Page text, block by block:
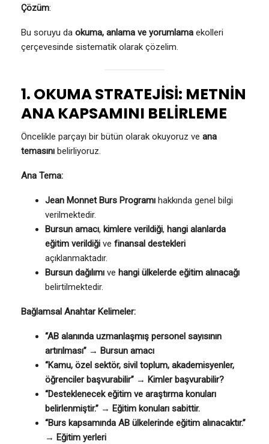
Çözüm:
Bu soruyu da okuma, anlama ve yorumlama ekolleri
çerçevesinde sistematik olarak çözelim.
1. OKUMA STRATEJİSİ: METNİN
ANA KAPSAMINI BELİRLEME
Öncelikle parçayı bir bütün olarak okuyoruz ve ana
temasını belirliyoruz.
Ana Tema:
Jean Monnet Burs Programı hakkında genel bilgi
verilmektedir.
Bursun amacı, kimlere verildiği, hangi alanlarda
eğitim verildiği ve finansal destekleri
açıklanmaktadır.
Bursun dağılımı ve hangi ülkelerde eğitim alınacağı
belirtilmektedir.
Bağlamsal Anahtar Kelimeler:
“AB alanında uzmanlaşmış personel sayısının
artırılması” → Bursun amacı
“Kamu, özel sektör, sivil toplum, akademisyenler,
öğrenciler başvurabilir” → Kimler başvurabilir?
“Desteklenecek eğitim ve araştırma konuları
belirlenmiştir.” → Eğitim konuları sabittir.
“Burs kapsamında AB ülkelerinde eğitim alınacaktır.”
→ Eğitim yerleri